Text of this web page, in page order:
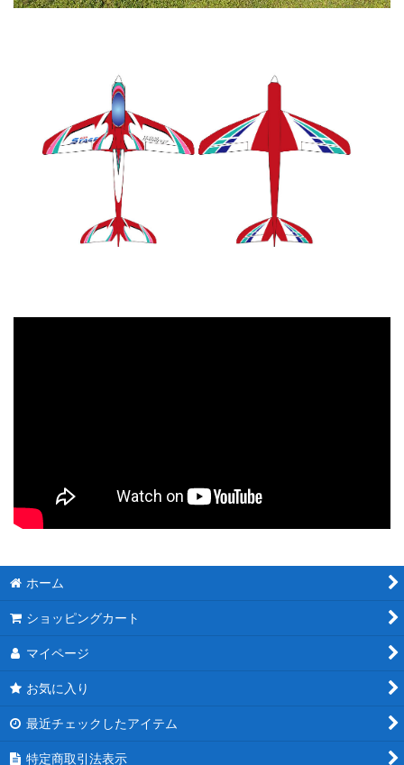
ホーム
ショッピングカート
マイページ
お気に入り
最近チェックしたアイテム
特定商取引法表示